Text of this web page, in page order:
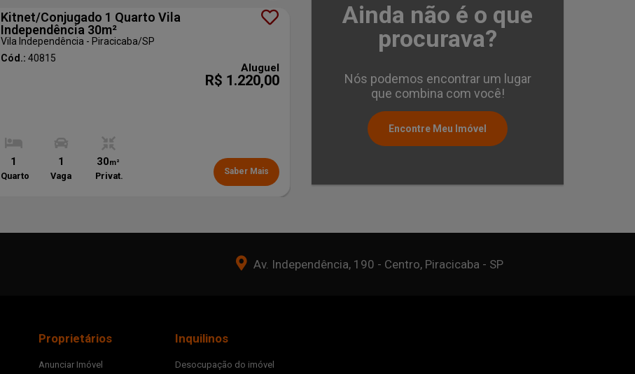
Kitnet/Conjugado 1 Quarto Vila
Independência 30m²
Vila Independência - Piracicaba/SP
Cód.: 40815
1
Quarto
1
Vaga
30m²
Privat.
Aluguel
R$ 1.220,00
Saber Mais
Kitnet/Conjugado
Ainda não é o que
procurava?
Nós podemos encontrar um lugar
que combina com você!
Encontre Meu Imóvel
Av. Independência, 190 - Centro, Piracicaba - SP
Proprietários
Anunciar Imóvel
Inquilinos
Desocupação do imóvel